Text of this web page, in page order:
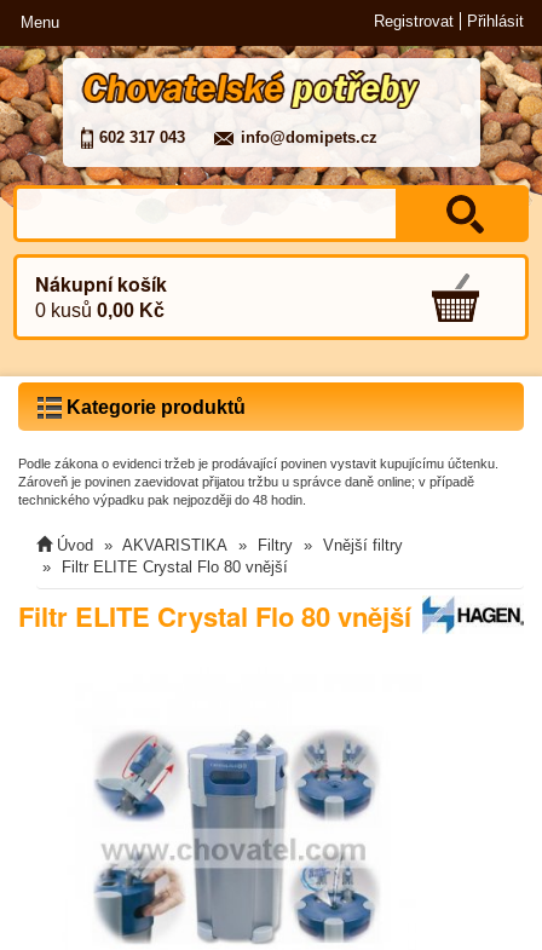
Menu Registrovat Přihlásit
602 317 043 info@domipets.cz
Nákupní košík
0 kusů0,00 Kč
Kategorie produktů
Podle zákona o evidenci tržeb je prodávající povinen vystavit kupujícímu účtenku.
Zároveň je povinen zaevidovat přijatou tržbu u správce daně online; v případě
technického výpadku pak nejpozději do 48 hodin.
Úvod AKVARISTIKA Filtry
Vnější filtry
Filtr ELITE Crystal Flo 80 vnější
Filtr ELITE Crystal Flo 80 vnější